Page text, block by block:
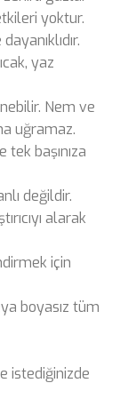
yoktur.
yaz
Nem ve
uğramaz.
tek başınıza
değildir.
alarak
için
boyasız tüm
istediğinizde